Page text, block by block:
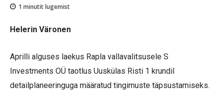
1 minutit lugemist
Helerin Väronen
Aprilli alguses laekus Rapla vallavalitsusele S
Investments OÜ taotlus Uuskülas Risti 1 krundil
detailplaneeringuga määratud tingimuste täpsustamiseks.